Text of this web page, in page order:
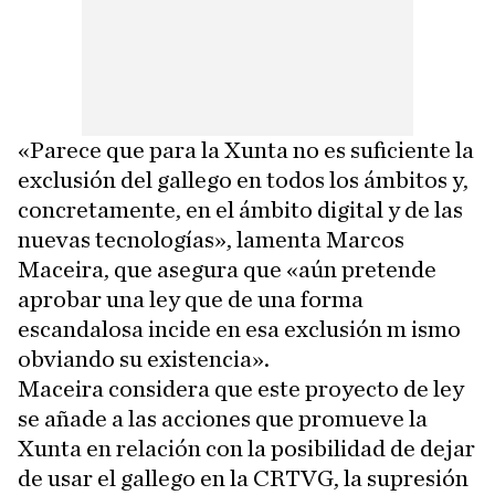
«Parece que para la Xunta no es suficiente la
exclusión del gallego en todos los ámbitos y,
concretamente, en el ámbito digital y de las
nuevas tecnologías», lamenta Marcos
Maceira, que asegura que «aún pretende
aprobar una ley que de una forma
escandalosa incide en esa exclusión m ismo
obviando su existencia».
Maceira considera que este proyecto de ley
se añade a las acciones que promueve la
Xunta en relación con la posibilidad de dejar
de usar el gallego en la CRTVG, la supresión